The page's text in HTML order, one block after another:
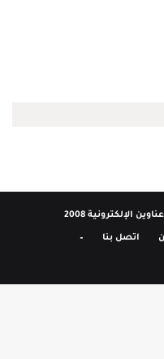
الإلكترونية 2008
اتصل بنا –